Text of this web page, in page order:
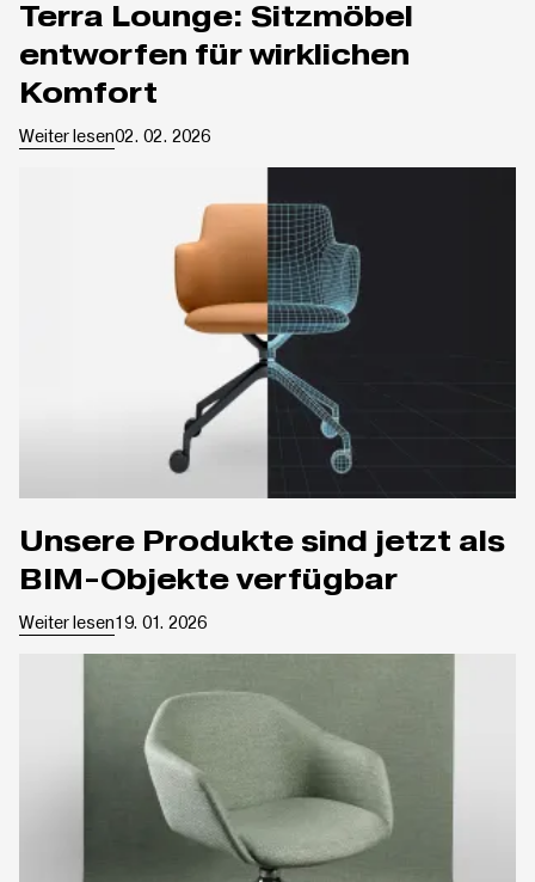
Terra Lounge: Sitzmöbel
entworfen für wirklichen
Komfort
Weiter lesen02. 02. 2026
Unsere Produkte sind jetzt als
BIM-Objekte verfügbar
Weiter lesen19. 01. 2026